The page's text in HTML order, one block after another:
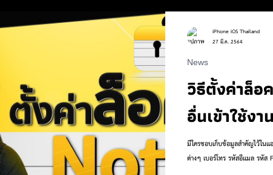
Apple TV Application iPadOs
Life Pet
วิธีตั้งค่าล็อ
อื่นเข้าใช้งา
มีใครชอบเก็บข้อมูลสำคัญไว้ใน
ต่างๆ เบอร์โทร รหัสอีเเมล รหั
News
iPhone iOS Thailand
27 มี.ค. 2564